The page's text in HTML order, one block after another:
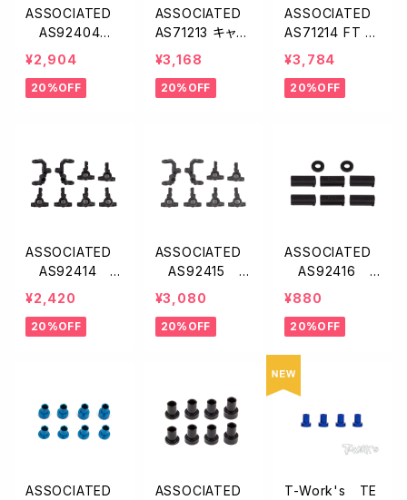
ASSOCIATED
AS92404 F
T トッププレー
ト・ボールスタッ
ドマウント・カー
¥2,904
20%OFF
ASSOCIATED
AS71213 キャス
ター＆ステアリン
グブロックV2【B
7/T7/SC7】
¥3,168
20%OFF
ASSOCIATED
AS71214 FT キ
ャスター＆ステア
リングブロックV
2【カーボン/B7/
¥3,784
20%OFF
ASSOCIATED
AS92414
キャスター・ステ
アリングブロック
【B7】
¥2,420
20%OFF
ASSOCIATED
AS92415 F
T キャスター・ス
テアリングブロッ
ク・カーボン【B
¥3,080
20%OFF
ASSOCIATED
AS92416
キャスターインサ
¥880
20%OFF
ASSOCIATED
ASSOCIATED
T-Work's TE